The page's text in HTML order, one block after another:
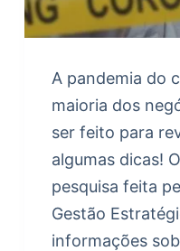
A pandemia do
maioria dos
ser feito para
algumas dicas!
pesquisa feita
Gestão
informações